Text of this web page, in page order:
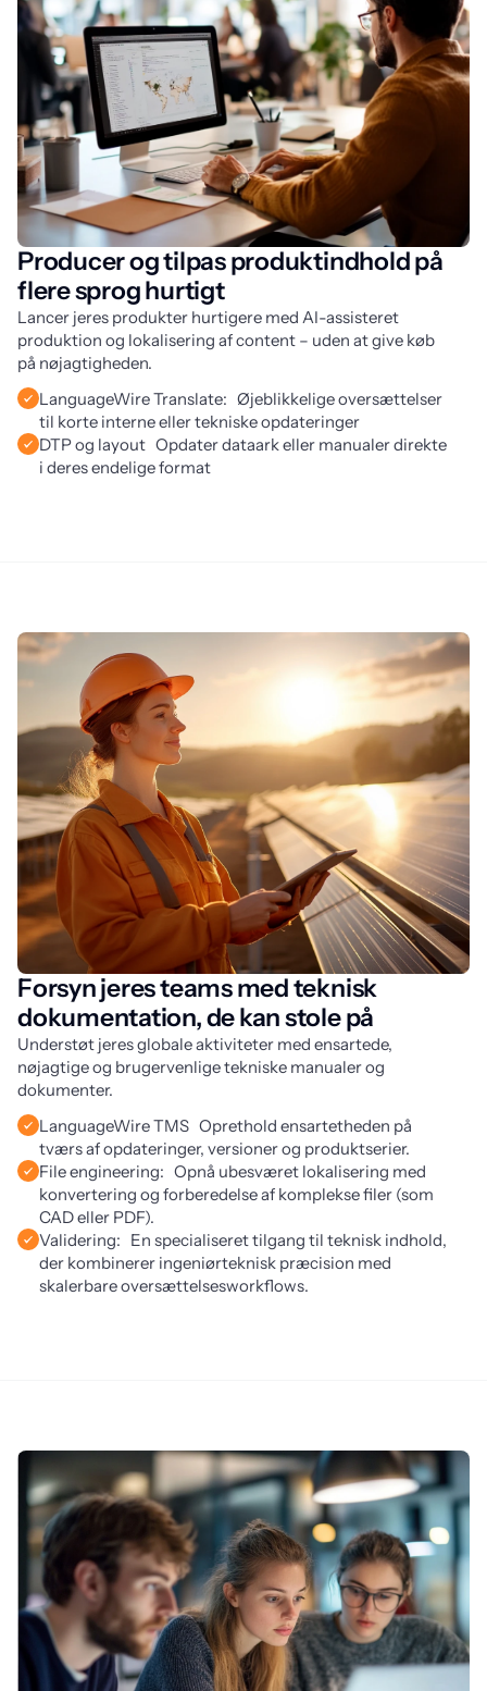
Producer og tilpas produktindhold på
flere sprog hurtigt
Lancer jeres produkter hurtigere med AI-assisteret
produktion og lokalisering af content – uden at give køb
på nøjagtigheden.
LanguageWire Translate: Øjeblikkelige oversættelser
til korte interne eller tekniske opdateringer
DTP og layout Opdater dataark eller manualer direkte
i deres endelige format
Forsyn jeres teams med teknisk
dokumentation, de kan stole på
Understøt jeres globale aktiviteter med ensartede,
nøjagtige og brugervenlige tekniske manualer og
dokumenter.
LanguageWire TMS Oprethold ensartetheden på
tværs af opdateringer, versioner og produktserier.
File engineering: Opnå ubesværet lokalisering med
konvertering og forberedelse af komplekse filer (som
CAD eller PDF).
Validering: En specialiseret tilgang til teknisk indhold,
der kombinerer ingeniørteknisk præcision med
skalerbare oversættelsesworkflows.